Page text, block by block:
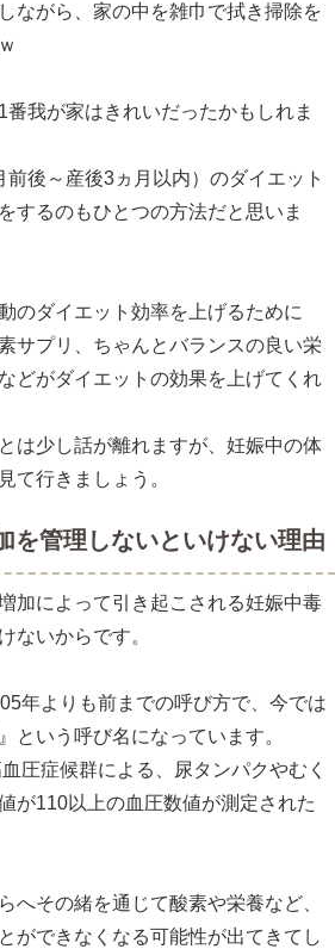
ながら、家の中を雑巾で拭き掃除を
番我が家はきれいだったかもしれま
前後～産後3ヵ月以内）のダイエット
するのもひとつの方法だと思いま
のダイエット効率を上げるために
サプリ、ちゃんとバランスの良い栄
どがダイエットの効果を上げてくれ
は少し話が離れますが、妊娠中の体
て行きましょう。
を管理しないといけない理由
加によって引き起こされる妊娠中毒
ないからです。
年よりも前までの呼び方で、今では
という呼び名になっています。
圧症候群による、尿タンパクやむく
が110以上の血圧数値が測定された
へその緒を通じて酸素や栄養など、
ができなくなる可能性が出てきてし